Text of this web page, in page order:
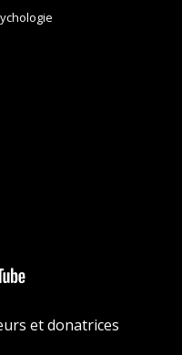
et donatrices